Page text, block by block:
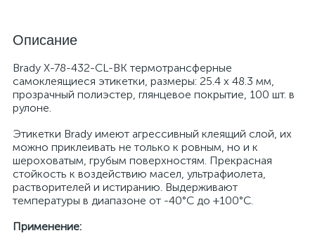
Описание
Brady X-78-432-CL-BK термотрансферные
самоклеящиеся этикетки, размеры: 25.4 x 48.3 мм,
прозрачный полиэстер, глянцевое покрытие, 100 шт. в
рулоне.
Этикетки Brady имеют агрессивный клеящий слой, их
можно приклеивать не только к ровным, но и к
шероховатым, грубым поверхностям. Прекрасная
стойкость к воздействию масел, ультрафиолета,
растворителей и истиранию. Выдерживают
температуры в диапазоне от -40°С до +100°С.
Применение: